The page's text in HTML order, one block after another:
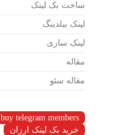
ساخت بک لینک
لینک بیلدینگ
لینک سازی
مقاله
مقاله سئو
buy telegram members
خرید بک لینک ارزان